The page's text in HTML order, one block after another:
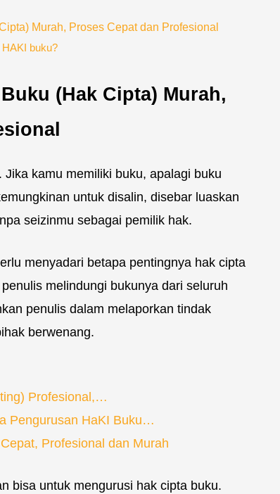
Murah, Proses Cepat dan Profesional
buku?
(Hak Cipta) Murah,
kamu memiliki buku, apalagi buku
untuk disalin, disebar luaskan
seizinmu sebagai pemilik hak.
menyadari betapa pentingnya hak cipta
melindungi bukunya dari seluruh
penulis dalam melaporkan tindak
berwenang.
Profesional,…
Pengurusan HaKI Buku…
Profesional dan Murah
bisa untuk mengurusi hak cipta buku.